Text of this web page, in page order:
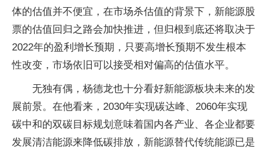
体的估值并不便宜，在市场杀估值的背景下，新能源股
票的估值回归之路会加快推进，但归根到底还将取决于
2022年的盈利增长预期，只要高增长预期不发生根本
性改变，市场依旧可以接受相对偏高的估值水平。
无独有偶，杨德龙也十分看好新能源板块未来的发
展前景。在他看来，2030年实现碳达峰、2060年实现
碳中和的双碳目标规划意味着国内各产业、各企业都要
发展清洁能源来降低碳排放，新能源替代传统能源已是